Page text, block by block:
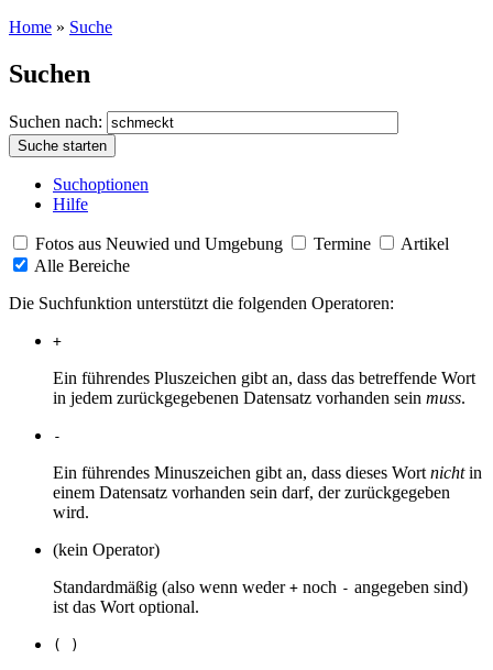
Home » Suche
Suchen
Suchen nach:
Suchoptionen
Hilfe
Fotos aus Neuwied und Umgebung Termine
Artikel
Alle Bereiche
Die Suchfunktion unterstützt die folgenden Operatoren:
+
Ein führendes Pluszeichen gibt an, dass das betreffende Wort
in jedem zurückgegebenen Datensatz vorhanden sein muss.
-
Ein führendes Minuszeichen gibt an, dass dieses Wort nichtin
einem Datensatz vorhanden sein darf, der zurückgegeben
wird.
(kein Operator)
Standardmäßig (also wenn weder + noch - angegeben sind)
ist das Wort optional.
( )